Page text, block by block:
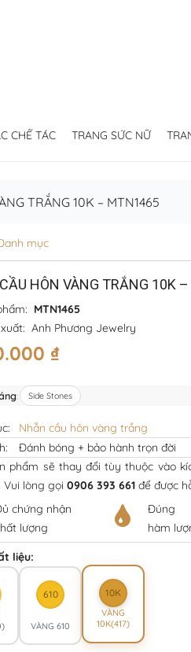
CHẾ TÁC TRANG SỨC NỮ
TRẮNG 10K – MTN1465
mục
HÔN VÀNG TRẮNG 10K
MTN1465
Anh Phương Jewelry
₫
: Side Stones
Nhẫn cầu hôn vàng trắng
Đánh bóng + bảo hành trọn đời
phẩm sẽ thay đổi tùy thuộc vào
Vui lòng gọi 0906 393 661 để được
chứng nhận
lượng
Đúng
hàm
liệu:
610
VÀNG 610
10K
VÀNG
10K(417)